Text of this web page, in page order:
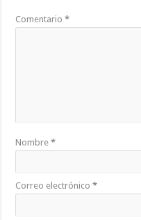
Comentario*
Nombre*
Correo electrónico*